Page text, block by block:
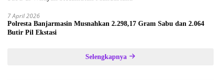
7 April 2026
Polresta Banjarmasin Musnahkan 2.298,17 Gram Sabu dan 2.064
Butir Pil Ekstasi
Selengkapnya